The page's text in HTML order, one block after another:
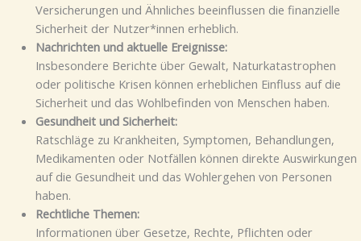
Versicherungen und Ähnliches beeinflussen die finanzielle
Sicherheit der Nutzer*innen erheblich.
Nachrichten und aktuelle Ereignisse:
Insbesondere Berichte über Gewalt, Naturkatastrophen
oder politische Krisen können erheblichen Einfluss auf die
Sicherheit und das Wohlbefinden von Menschen haben.
Gesundheit und Sicherheit:
Ratschläge zu Krankheiten, Symptomen, Behandlungen,
Medikamenten oder Notfällen können direkte Auswirkungen
auf die Gesundheit und das Wohlergehen von Personen
haben.
Rechtliche Themen:
Informationen über Gesetze, Rechte, Pflichten oder